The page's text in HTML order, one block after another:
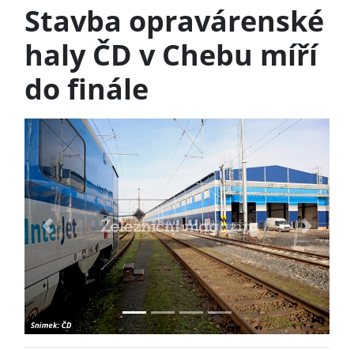
Stavba opravárenské
haly ČD v Chebu míří
do finále
Previous Next